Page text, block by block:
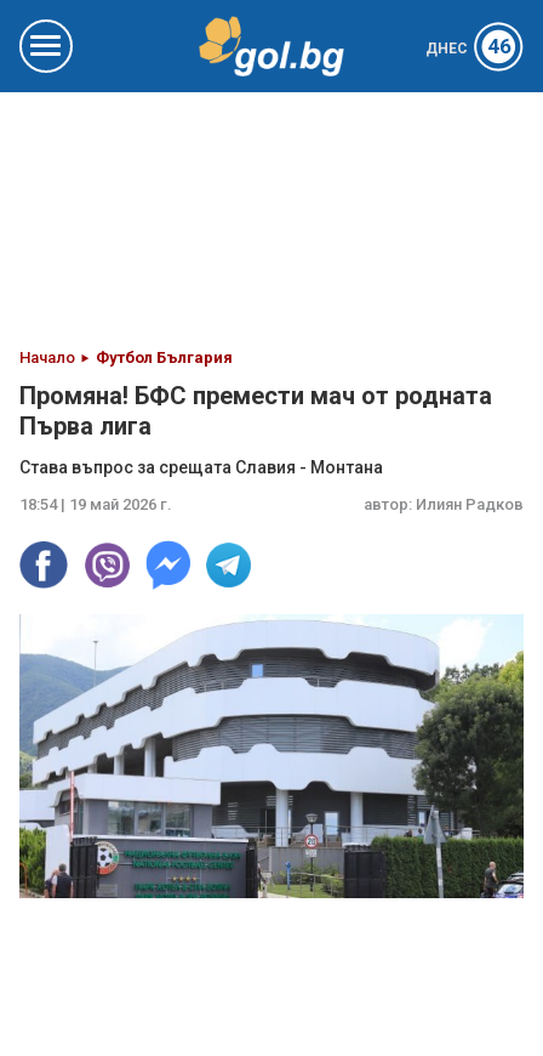
ДНЕС 46
Начало Футбол България
Промяна! БФС премести мач от родната
Първа лига
Става въпрос за срещата Славия - Монтана
18:54 | 19 май 2026 г. автор: Илиян Радков